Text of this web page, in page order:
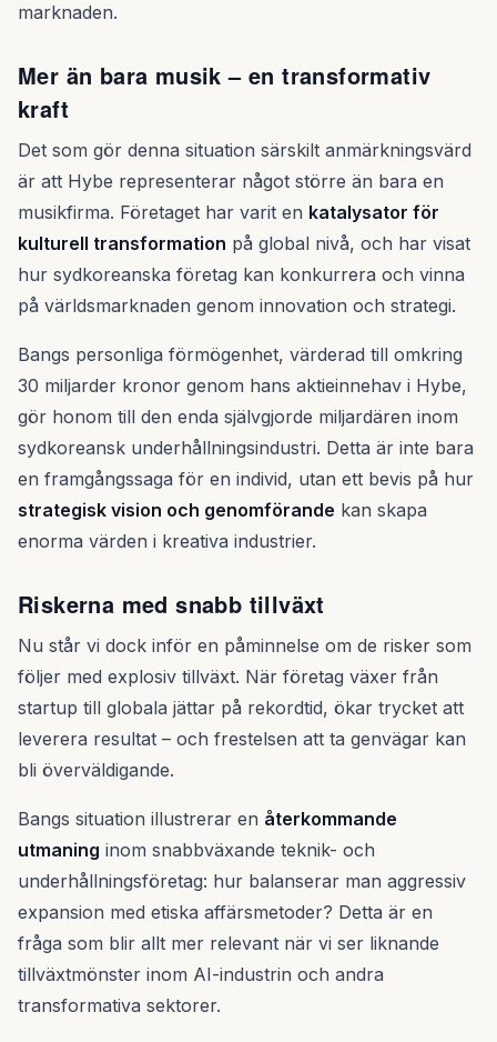
marknaden.
Mer än bara musik – en transformativ
kraft
Det som gör denna situation särskilt anmärkningsvärd
är att Hybe representerar något större än bara en
musikfirma. Företaget har varit en katalysator för
kulturell transformation på global nivå, och har visat
hur sydkoreanska företag kan konkurrera och vinna
på världsmarknaden genom innovation och strategi.
Bangs personliga förmögenhet, värderad till omkring
30 miljarder kronor genom hans aktieinnehav i Hybe,
gör honom till den enda självgjorde miljardären inom
sydkoreansk underhållningsindustri. Detta är inte bara
en framgångssaga för en individ, utan ett bevis på hur
strategisk vision och genomförande kan skapa
enorma värden i kreativa industrier.
Riskerna med snabb tillväxt
Nu står vi dock inför en påminnelse om de risker som
följer med explosiv tillväxt. När företag växer från
startup till globala jättar på rekordtid, ökar trycket att
leverera resultat – och frestelsen att ta genvägar kan
bli överväldigande.
Bangs situation illustrerar en återkommande
utmaning inom snabbväxande teknik- och
underhållningsföretag: hur balanserar man aggressiv
expansion med etiska affärsmetoder? Detta är en
fråga som blir allt mer relevant när vi ser liknande
tillväxtmönster inom AI-industrin och andra
transformativa sektorer.